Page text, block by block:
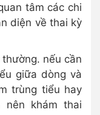
tâm các chi
diện về thai kỳ
nếu cần
giữa dòng và
trùng tiểu hay
nên khám thai